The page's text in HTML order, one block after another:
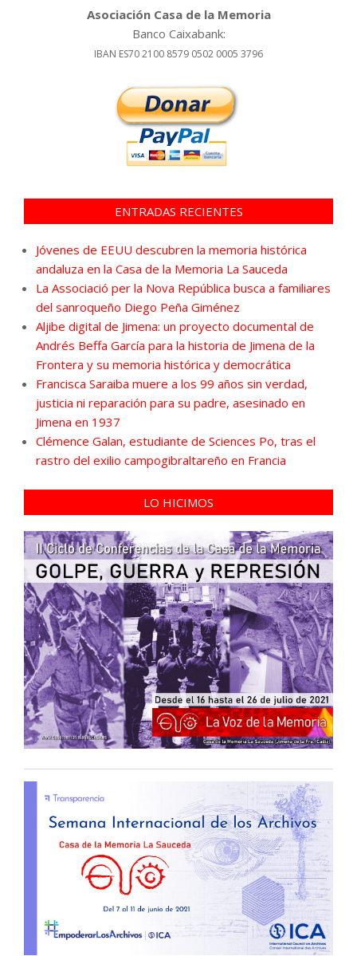
Asociación Casa de la Memoria
Banco Caixabank:
IBAN ES70 2100 8579 0502 0005 3796
ENTRADAS RECIENTES
Jóvenes de EEUU descubren la memoria histórica
andaluza en la Casa de la Memoria La Sauceda
La Associació per la Nova República busca a familiares
del sanroqueño Diego Peña Giménez
Aljibe digital de Jimena: un proyecto documental de
Andrés Beffa García para la historia de Jimena de la
Frontera y su memoria histórica y democrática
Francisca Saraiba muere a los 99 años sin verdad,
justicia ni reparación para su padre, asesinado en
Jimena en 1937
Clémence Galan, estudiante de Sciences Po, tras el
rastro del exilio campogibraltareño en Francia
LO HICIMOS